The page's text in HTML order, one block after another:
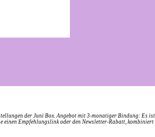
der Juni Box. Angebot mit 3-monatiger Bindung: Es
einen Empfehlungslink oder den Newsletter-Rabatt, kombiniert